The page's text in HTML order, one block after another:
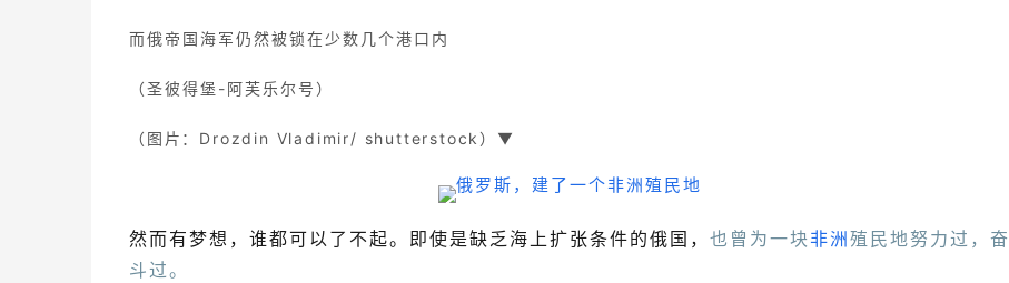
而俄帝国海军仍然被锁在少数几个港口内
（圣彼得堡-阿芙乐尔号）
（图片：Drozdin Vladimir/ shutterstock）▼
然而有梦想，谁都可以了不起。即使是缺乏海上扩张条件的俄国， 也曾为一块非洲殖民地努力过，奋
斗过。